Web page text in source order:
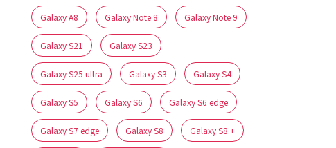
Galaxy A8 Galaxy Note 8 Galaxy Note 9
Galaxy S21 Galaxy S23
Galaxy S25 ultra Galaxy S3 Galaxy S4
Galaxy S5 Galaxy S6 Galaxy S6 edge
Galaxy S7 edge Galaxy S8 Galaxy S8 +